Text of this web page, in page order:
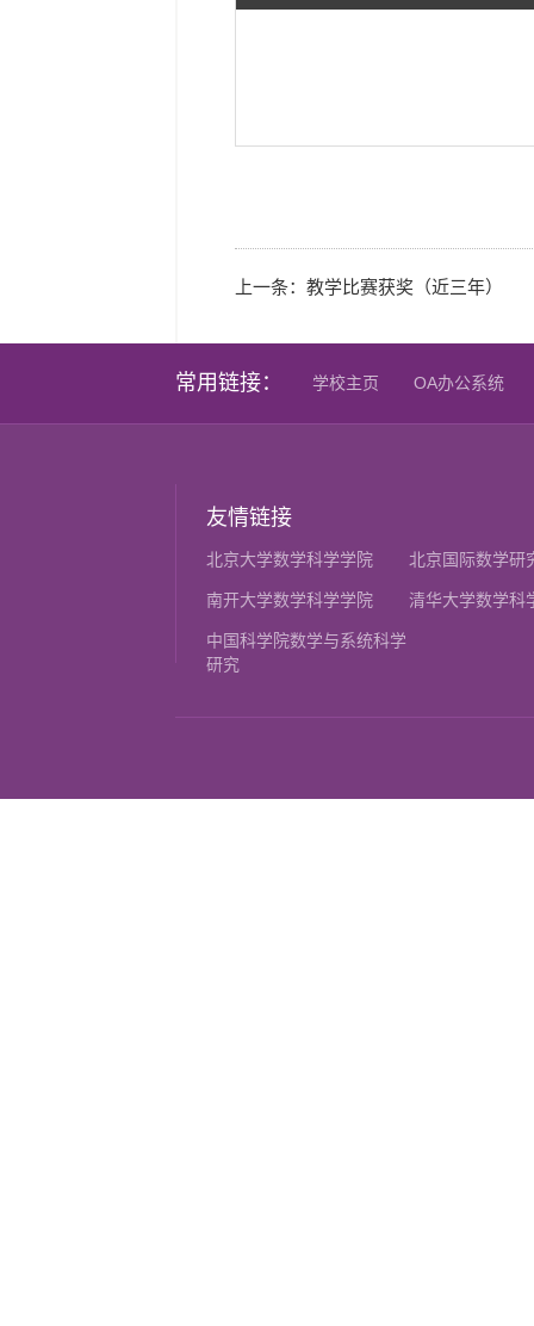
上一条： 教学比赛获奖（近三年）
常用链接： 学校主页 OA办公系统
友情链接
北京大学数学科学学院 北京国际数学研
南开大学数学科学学院 清华大学数学科
中国科学院数学与系统科学
研究